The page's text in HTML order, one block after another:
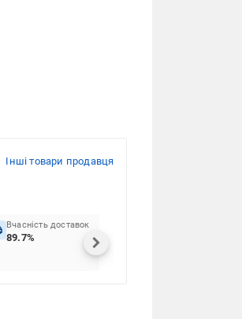
Інші товари продавця
Вчасність доставок
89.7%